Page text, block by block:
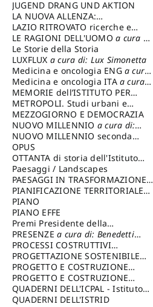
Fondazione Paola Droghetti onlus
JUGEND DRANG UND AKTION
LA NUOVA ALLENZA:
ARCHITETTURA & AMBIENTE
LAZIO RITROVATO ricerche e
restauri
LE RAGIONI DELL'UOMOa cura di:
Lombardi Satriani Luigi
Le Storie della Storia
LUXFLUX a cura di: Lux Simonetta
Medicina e oncologia ENG a cura
di: Lopez Massimo
Medicina e oncologia ITA a cura
di: Lopez Massimo
MEMORIE dell’ISTITUTO PER
STORIA DEL RISORGIMENTO
METROPOLI. Studi urbani e
regionali
MEZZOGIORNO E DEMOCRAZIA
NUOVO MILLENNIO a cura di:
Capaldo Pellegrino
NUOVO MILLENNIO seconda
serie
Francesco
OPUS
OTTANTA di storia dell'Istituto
storia dell’Istitutoa cura di:
Cavalieri Patrizia
Paesaggi / Landscapes
PAESAGGI IN TRASFORMAZIONEa
cura di: Corti Enrico A.
PIANIFICAZIONE TERRITORIALE
URBANISTICA ED AMBIENTALE
cura di: Costa Enrico
PIANO
PIANO EFFE
Premi Presidente della
Repubblica
PRESENZEa cura di: Benedetti
Sandro
PROCESSI COSTRUTTIVI
DELL'ARCHITETTURAa cura di:
Ippoliti Alessandro
PROGETTAZIONE SOSTENIBILE
PARTECIPATA
PROGETTO E COSTRUZIONE
DELL’ARCHITETTURA
PROGETTO E COSTRUZIONE
SOSTENIBILE
QUADERNI DELL'ICPAL - Istituto
centrale per il restauro e la
QUADERNI DELL'ISTRID